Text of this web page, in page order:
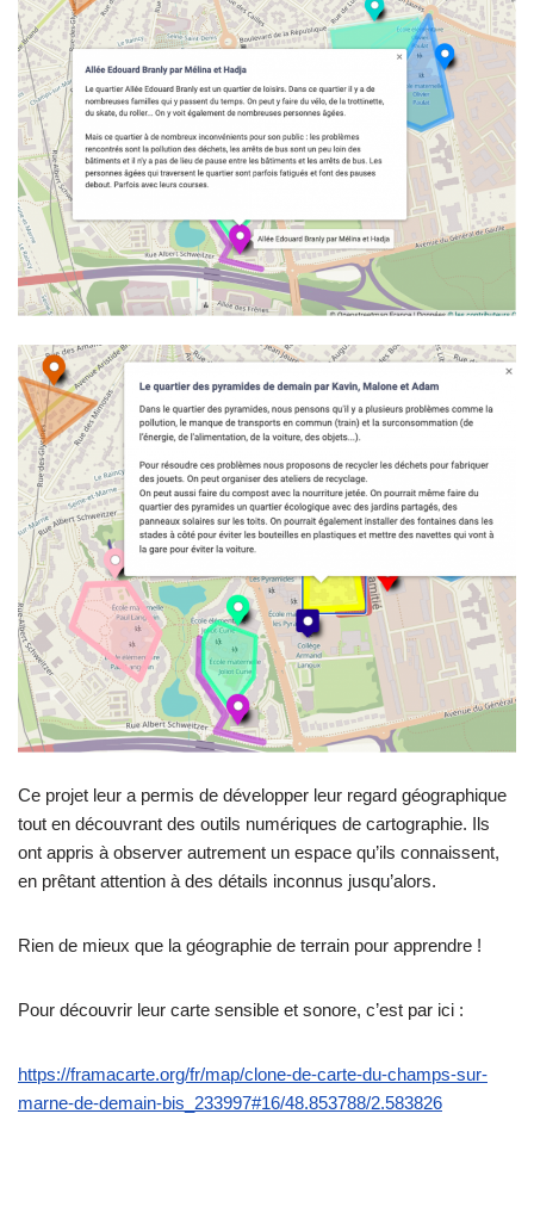
Ce projet leur a permis de développer leur regard géographique
tout en découvrant des outils numériques de cartographie. Ils
ont appris à observer autrement un espace qu’ils connaissent,
en prêtant attention à des détails inconnus jusqu’alors.
Rien de mieux que la géographie de terrain pour apprendre !
Pour découvrir leur carte sensible et sonore, c’est par ici :
https://framacarte.org/fr/map/clone-de-carte-du-champs-sur-
marne-de-demain-bis_233997#16/48.853788/2.583826